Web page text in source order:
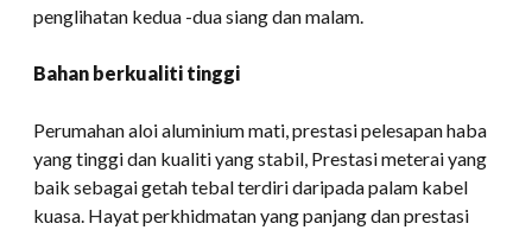
penglihatan kedua -dua siang dan malam.
Bahan berkualiti tinggi
Perumahan aloi aluminium mati, prestasi pelesapan haba
yang tinggi dan kualiti yang stabil, Prestasi meterai yang
baik sebagai getah tebal terdiri daripada palam kabel
kuasa. Hayat perkhidmatan yang panjang dan prestasi